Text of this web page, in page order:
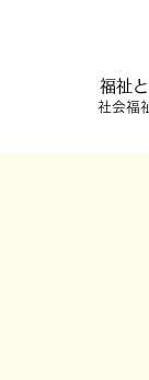
福祉
社会福